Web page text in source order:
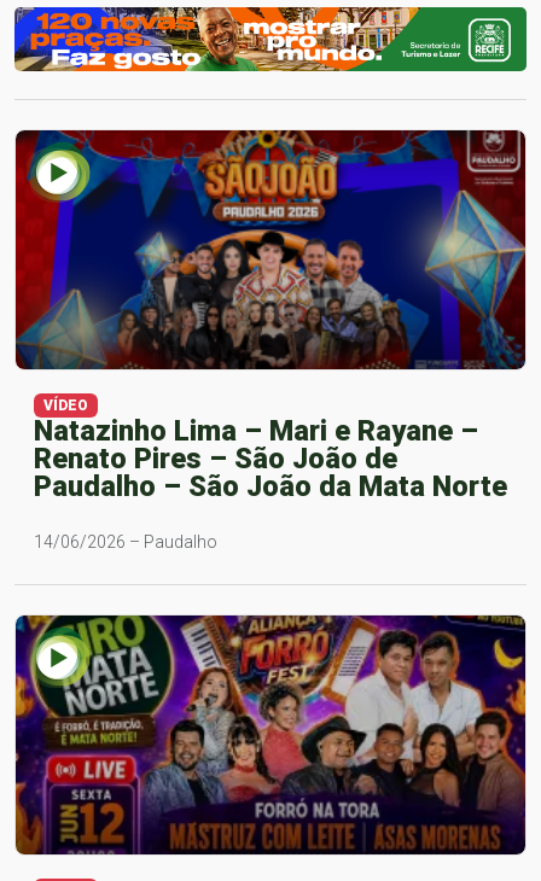
VÍDEO
Natazinho Lima – Mari e Rayane –
Renato Pires – São João de
Paudalho – São João da Mata Norte
14/06/2026 – Paudalho